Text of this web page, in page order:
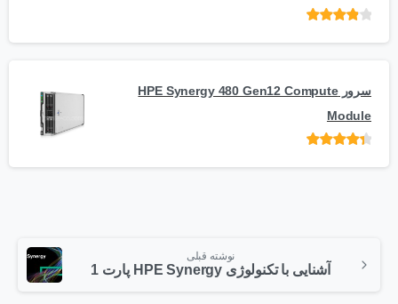
5
سرور HPE Synergy 480 Gen12 Compute
Module
نوشته قبلی
آشنایی با تکنولوژی HPE Synergy پارت 1